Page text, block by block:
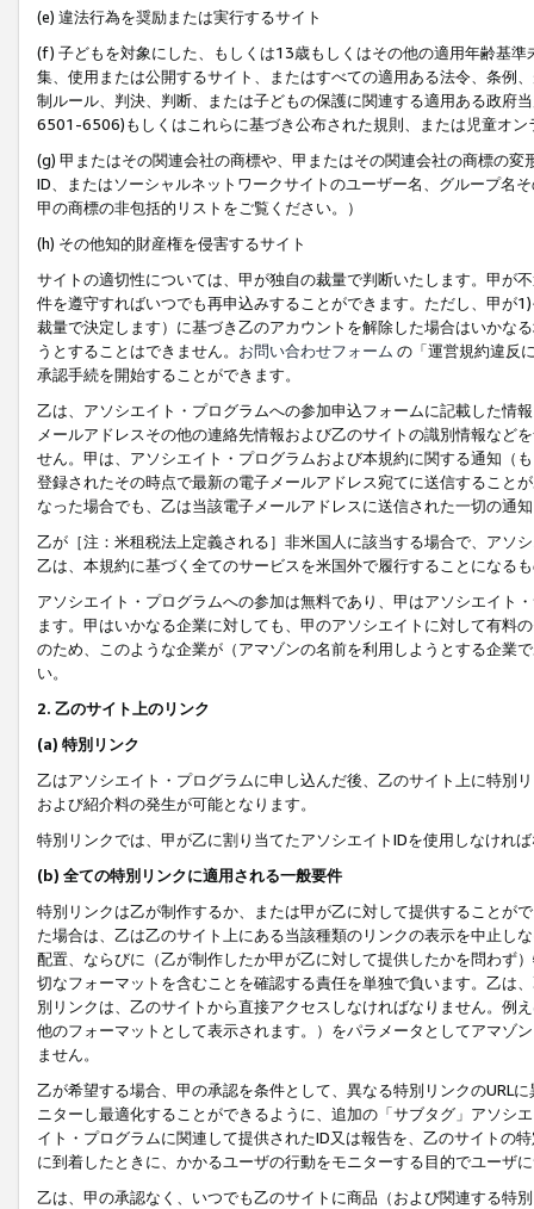
(e) 違法行為を奨励または実行するサイト
(f) 子どもを対象にした、もしくは13歳もしくはその他の適用年齢基
集、使用または公開するサイト、またはすべての適用ある法令、条例
制ルール、判決、判断、または子どもの保護に関連する適用ある政府
6501-6506)もしくはこれらに基づき公布された規則、または児童オン
(g) 甲またはその関連会社の商標や、甲またはその関連会社の商標の
ID、またはソーシャルネットワークサイトのユーザー名、グループ名
甲の商標の非包括的リストをご覧ください。）
(h) その他知的財産権を侵害するサイト
サイトの適切性については、甲が独自の裁量で判断いたします。甲が
件を遵守すればいつでも再申込みすることができます。ただし、甲が
裁量で決定します）に基づき乙のアカウントを解除した場合はいかな
うとすることはできません。 お問い合わせフォーム の「運営規約違反
承認手続を開始することができます。
乙は、アソシエイト・プログラムへの参加申込フォームに記載した情
メールアドレスその他の連絡先情報および乙のサイトの識別情報など
せん。甲は、アソシエイト・プログラムおよび本規約に関する通知（
登録されたその時点で最新の電子メールアドレス宛てに送信すること
なった場合でも、乙は当該電子メールアドレスに送信された一切の通
乙が［注：米租税法上定義される］非米国人に該当する場合で、アソ
乙は、本規約に基づく全てのサービスを米国外で履行することになる
アソシエイト・プログラムへの参加は無料であり、甲はアソシエイト
ます。甲はいかなる企業に対しても、甲のアソシエイトに対して有料
のため、このような企業が（アマゾンの名前を利用しようとする企業
い。
2. 乙のサイト上のリンク
(a) 特別リンク
乙はアソシエイト・プログラムに申し込んだ後、乙のサイト上に特別
および紹介料の発生が可能となります。
特別リンクでは、甲が乙に割り当てたアソシエイトIDを使用しなけれ
(b) 全ての特別リンクに適用される一般要件
特別リンクは乙が制作するか、または甲が乙に対して提供することが
た場合は、乙は乙のサイト上にある当該種類のリンクの表示を中止し
配置、ならびに（乙が制作したか甲が乙に対して提供したかを問わず
切なフォーマットを含むことを確認する責任を単独で負います。乙は
別リンクは、乙のサイトから直接アクセスしなければなりません。例
他のフォーマットとして表示されます。）をパラメータとしてアマゾ
ません。
乙が希望する場合、甲の承認を条件として、異なる特別リンクのURL
ニターし最適化することができるように、追加の「サブタグ」アソシ
イト・プログラムに関連して提供されたID又は報告を、乙のサイトの
に到着したときに、かかるユーザの行動をモニターする目的でユーザ
乙は、甲の承認なく、いつでも乙のサイトに商品（および関連する特